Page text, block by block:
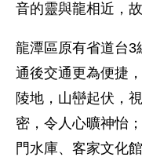
音的靈與龍相近，
龍潭區原有省道台3
通後交通更為便捷
陵地，山巒起伏，
密，令人心曠神怡
門水庫、客家文化